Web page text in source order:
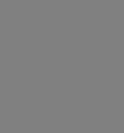
svými vlastnostmi.